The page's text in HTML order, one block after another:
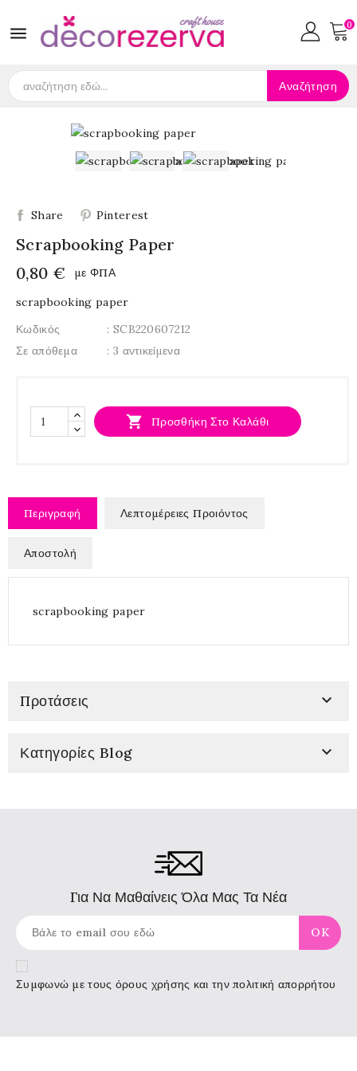
 0
Αναζήτηση
Share Pinterest
Scrapbooking Paper
0,80 €
με ΦΠΑ
scrapbooking paper
Κωδικός
: SCB220607212
Σε απόθεμα
: 3 αντικείμενα
 Προσθήκη Στο Καλάθι
Περιγραφή Λεπτομέρειες Προιόντος
Αποστολή
scrapbooking paper
Προτάσεις 
Κατηγορίες Blog 
Για Να Μαθαίνεις Όλα Μας Τα Νέα
Συμφωνώ με τους όρους χρήσης και την πολιτική απορρήτου